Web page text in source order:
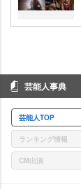
芸能人事典
芸能人TOP
ランキング情報
CM出演